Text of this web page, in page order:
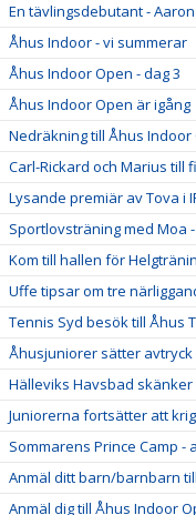
En tävlingsdebutant - Aaron
Åhus Indoor - vi summerar
Åhus Indoor Open - dag 3
Åhus Indoor Open är igång
Nedräkning till Åhus Indoor
Carl-Rickard och Marius till
Lysande premiär av Tova i
Sportlovsträning med Moa
Kom till hallen för
Uffe tipsar om tre
Tennis Syd besök till Åhus
Åhusjuniorer sätter avtryck
Hälleviks Havsbad
Juniorerna fortsätter att
Sommarens Prince Camp -
Anmäl ditt barn/barnbarn
Anmäl dig till Åhus Indoor